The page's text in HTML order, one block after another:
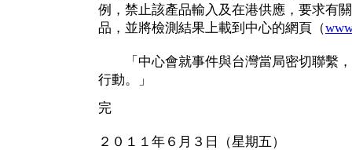
例，禁止該產品輸入及在港供應，要求有
品，並將檢測結果上載到中心的網頁（
「中心會就事件與台灣當局密切聯繫，
行動。」
完
２０１１年６月３日（星期五）